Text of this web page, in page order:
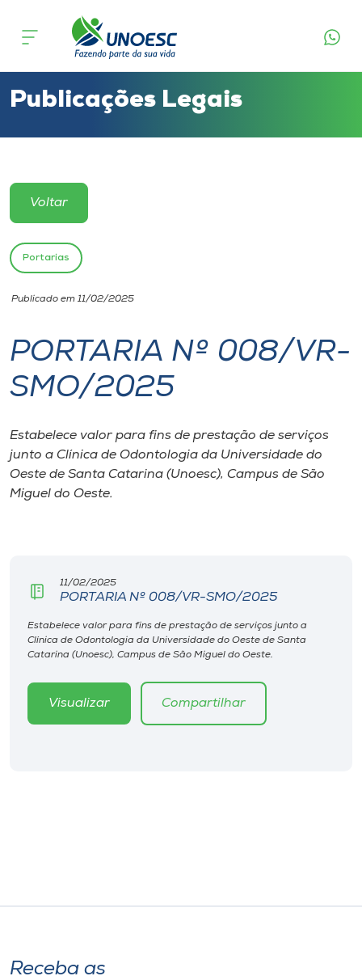
Cursos
Atendimento ao Estudante
Portal de Ensino
Unoesc
Internacionalização
I.nova
Diplomados
Cultura
Biblioteca
Editora
Rádio
A+
Publicações Legais
Voltar
Portarias
Publicado em 11/02/2025
PORTARIA Nº 008/VR-
SMO/2025
Estabelece valor para fins de prestação de serviços
junto a Clínica de Odontologia da Universidade do
Oeste de Santa Catarina (Unoesc), Campus de São
Miguel do Oeste.
11/02/2025
PORTARIA Nº 008/VR-SMO/2025
Estabelece valor para fins de prestação de serviços junto a
Clínica de Odontologia da Universidade do Oeste de Santa
Catarina (Unoesc), Campus de São Miguel do Oeste.
Visualizar Compartilhar
Receba as